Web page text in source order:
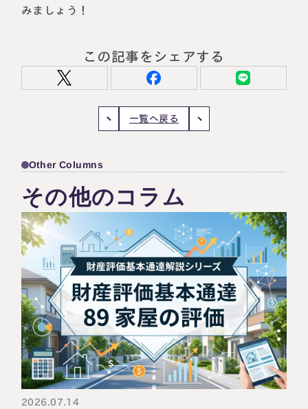
みましょう！
この記事をシェアする
一覧へ戻る
Other Columns
その他のコラム
2026.07.14